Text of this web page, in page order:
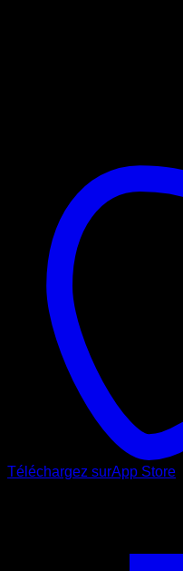
Téléchargez surApp Store